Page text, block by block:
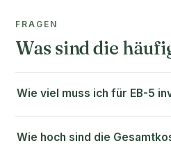
FRAGEN
Was sind die
Wie viel muss ich für EB-5
Wie hoch sind die